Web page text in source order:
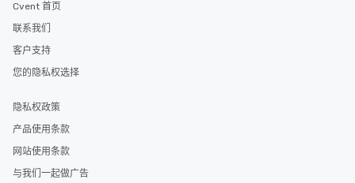
Cvent 首页
联系我们
客户支持
您的隐私权选择
隐私权政策
产品使用条款
网站使用条款
与我们一起做广告